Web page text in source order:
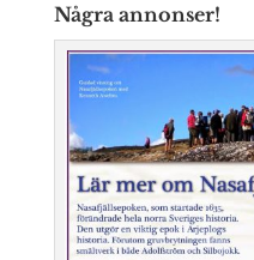
Några annonser!